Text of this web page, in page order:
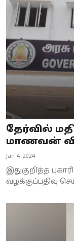
தேர்வில்
மாணவன்
Jan 4, 2024
இதுகுறித்த
வழக்குப்பதிவு